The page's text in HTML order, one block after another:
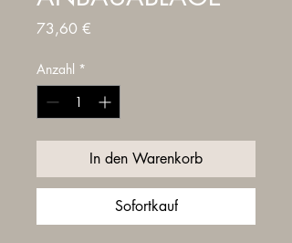
73,60 €
Anzahl *
In den Warenkorb
Sofortkauf